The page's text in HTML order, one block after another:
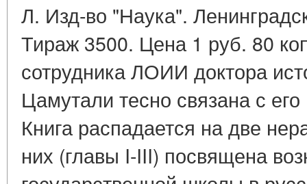
Л. Изд-во "Наука".
Тираж 3500. Цена 1 руб. 80
сотрудника ЛОИИ доктора
Цамутали тесно связана с
Книга распадается на две
них (главы I-III) посвящена